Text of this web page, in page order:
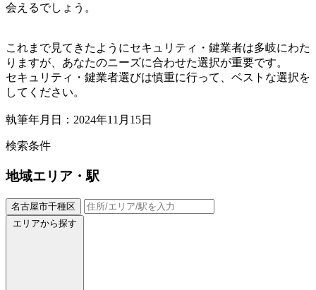
会えるでしょう。
これまで見てきたようにセキュリティ・鍵業者は多岐にわた
りますが、あなたのニーズに合わせた選択が重要です。
セキュリティ・鍵業者選びは慎重に行って、ベストな選択を
してください。
執筆年月日：2024年11月15日
検索条件
地域エリア・駅
名古屋市千種区
エリアから探す